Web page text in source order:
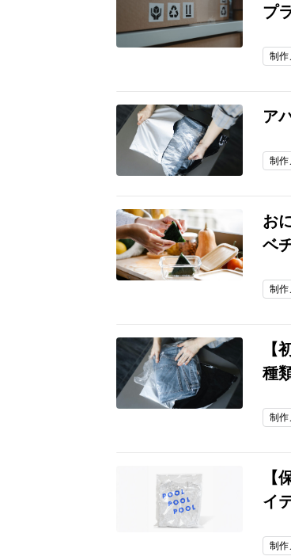
プ
制作
ア
制作
お
ベ
制作
【
種
制作
【
イ
制作